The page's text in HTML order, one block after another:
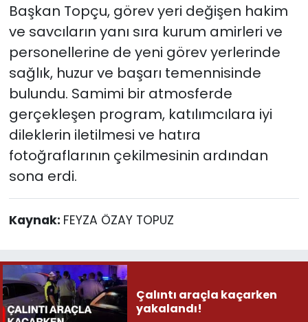
Başkan Topçu, görev yeri değişen hakim
ve savcıların yanı sıra kurum amirleri ve
personellerine de yeni görev yerlerinde
sağlık, huzur ve başarı temennisinde
bulundu. Samimi bir atmosferde
gerçekleşen program, katılımcılara iyi
dileklerin iletilmesi ve hatıra
fotoğraflarının çekilmesinin ardından
sona erdi.
Kaynak: FEYZA ÖZAY TOPUZ
Çalıntı araçla kaçarken
yakalandı!